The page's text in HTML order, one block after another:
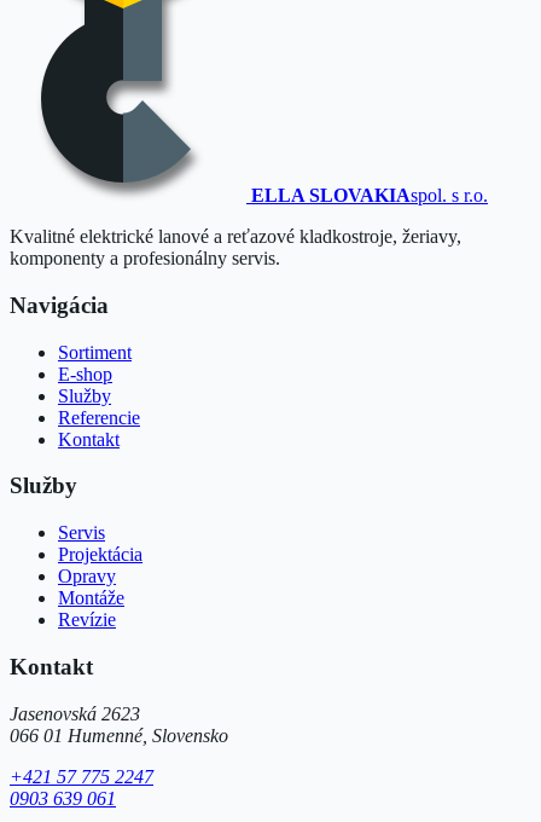
ELLA SLOVAKIAspol. s r.o.
Kvalitné elektrické lanové a reťazové kladkostroje, žeriavy,
komponenty a profesionálny servis.
Navigácia
Sortiment
E-shop
Služby
Referencie
Kontakt
Služby
Servis
Projektácia
Opravy
Montáže
Revízie
Kontakt
Jasenovská 2623
066 01 Humenné, Slovensko
+421 57 775 2247
0903 639 061